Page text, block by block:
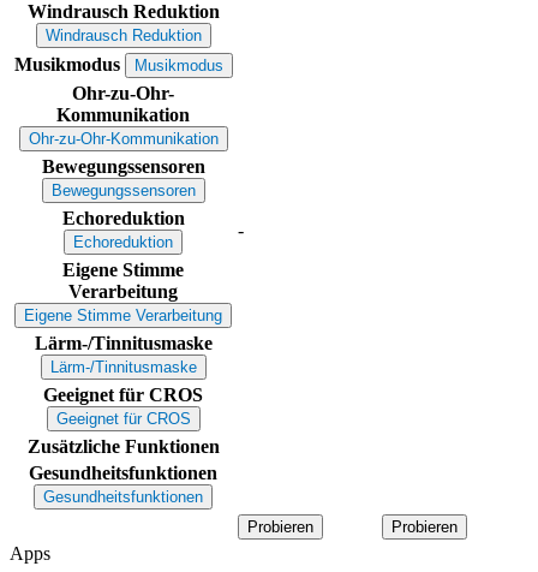
Windrausch Reduktion
Windrausch Reduktion
Musikmodus Musikmodus
Ohr-zu-Ohr-
Kommunikation
Ohr-zu-Ohr-Kommunikation
Bewegungssensoren
Bewegungssensoren
Echoreduktion
Echoreduktion
-
Eigene Stimme
Verarbeitung
Eigene Stimme Verarbeitung
Lärm-/Tinnitusmaske
Lärm-/Tinnitusmaske
Geeignet für CROS
Geeignet für CROS
Zusätzliche Funktionen
Gesundheitsfunktionen
Gesundheitsfunktionen
Probieren
Probieren
Apps